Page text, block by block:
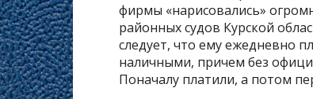
фирмы «нарисовались»
районных судов Курской
следует, что ему ежедневно
наличными, причем без
Поначалу платили, а потом